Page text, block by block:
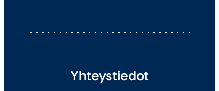
Yhteystiedot